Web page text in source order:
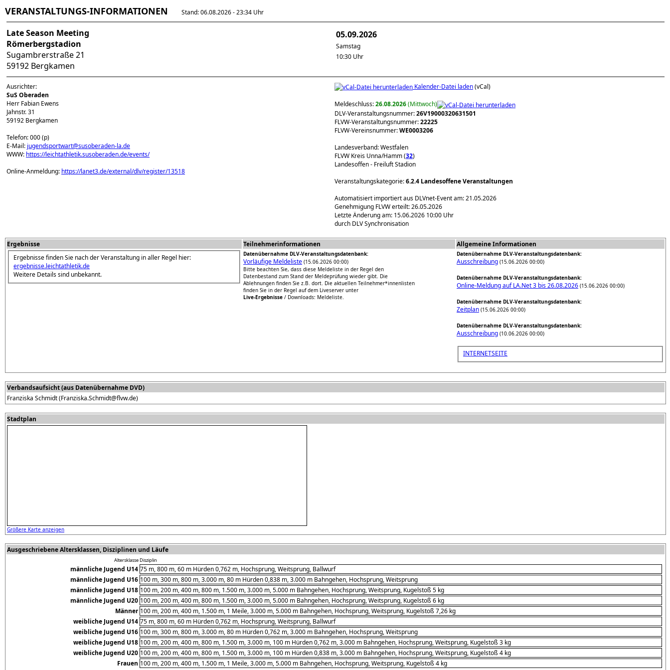
VERANSTALTUNGS-INFORMATIONEN Stand: 06.08.2026 - 23:34 Uhr
Late Season Meeting
Römerbergstadion
Sugambrerstraße 21
59192 Bergkamen
05.09.2026
Samstag
10:30 Uhr
Ausrichter:
SuS Oberaden
Herr Fabian Ewens
Jahnstr. 31
59192 Bergkamen
Telefon: 000 (p)
E-Mail: jugendsportwart@susoberaden-la.de
WWW: https://leichtathletik.susoberaden.de/events/
Online-Anmeldung: https://lanet3.de/external/dlv/register/13518
Kalender-Datei laden(vCal)
Meldeschluss:26.08.2026(Mittwoch)
DLV-Veranstaltungsnummer:26V19000320631501
FLVW-Veranstaltungsnummer:22225
FLVW-Vereinsnummer:WE0003206
Landesverband: Westfalen
FLVW Kreis Unna/Hamm (32)
Landesoffen - Freiluft Stadion
Veranstaltungskategorie:6.2.4 Landesoffene Veranstaltungen
Automatisiert importiert aus DLVnet-Event am: 21.05.2026
Genehmigung FLVW erteilt: 26.05.2026
Letzte Änderung am: 15.06.2026 10:00 Uhr
durch DLV Synchronisation
Ergebnisse Teilnehmerinformationen
Allgemeine Informationen
Ergebnisse finden Sie nach der Veranstaltung in aller Regel hier:
ergebnisse.leichtathletik.de
Weitere Details sind unbekannt.
Datenübernahme DLV-Veranstaltungsdatenbank:
Vorläufige Meldeliste (15.06.2026 00:00)
Bitte beachten Sie, dass diese Meldeliste in der Regel den
Datenbestand zum Stand der Meldeprüfung wieder gibt. Die
Ablehnungen finden Sie z.B. dort. Die aktuellen Teilnehmer*innenlisten
finden Sie in der Regel auf dem Liveserver unter
Live-Ergebnisse / Downloads: Meldeliste.
Datenübernahme DLV-Veranstaltungsdatenbank:
Ausschreibung (15.06.2026 00:00)
Datenübernahme DLV-Veranstaltungsdatenbank:
Online-Meldung auf LA.Net 3 bis 26.08.2026 (15.06.2026 00:00)
Datenübernahme DLV-Veranstaltungsdatenbank:
Zeitplan (15.06.2026 00:00)
Datenübernahme DLV-Veranstaltungsdatenbank:
Ausschreibung (10.06.2026 00:00)
INTERNETSEITE
Verbandsaufsicht (aus Datenübernahme DVD)
Franziska Schmidt (Franziska.Schmidt@flvw.de)
Stadtplan
Größere Karte anzeigen
Ausgeschriebene Altersklassen, Disziplinen und Läufe
AltersklasseDisziplin
männliche Jugend U14 75 m, 800 m, 60 m Hürden 0,762 m, Hochsprung, Weitsprung, Ballwurf
männliche Jugend U16 100 m, 300 m, 800 m, 3.000 m, 80 m Hürden 0,838 m, 3.000 m Bahngehen, Hochsprung, Weitsprung
männliche Jugend U18 100 m, 200 m, 400 m, 800 m, 1.500 m, 3.000 m, 5.000 m Bahngehen, Hochsprung, Weitsprung, Kugelstoß 5 kg
männliche Jugend U20 100 m, 200 m, 400 m, 800 m, 1.500 m, 3.000 m, 5.000 m Bahngehen, Hochsprung, Weitsprung, Kugelstoß 6 kg
Männer 100 m, 200 m, 400 m, 1.500 m, 1 Meile, 3.000 m, 5.000 m Bahngehen, Hochsprung, Weitsprung, Kugelstoß 7,26 kg
weibliche Jugend U14 75 m, 800 m, 60 m Hürden 0,762 m, Hochsprung, Weitsprung, Ballwurf
weibliche Jugend U16 100 m, 300 m, 800 m, 3.000 m, 80 m Hürden 0,762 m, 3.000 m Bahngehen, Hochsprung, Weitsprung
weibliche Jugend U18 100 m, 200 m, 400 m, 800 m, 1.500 m, 3.000 m, 100 m Hürden 0,762 m, 3.000 m Bahngehen, Hochsprung, Weitsprung, Kugelstoß 3 kg
weibliche Jugend U20 100 m, 200 m, 400 m, 800 m, 1.500 m, 3.000 m, 100 m Hürden 0,838 m, 3.000 m Bahngehen, Hochsprung, Weitsprung, Kugelstoß 4 kg
Frauen 100 m, 200 m, 400 m, 1.500 m, 1 Meile, 3.000 m, 5.000 m Bahngehen, Hochsprung, Weitsprung, Kugelstoß 4 kg